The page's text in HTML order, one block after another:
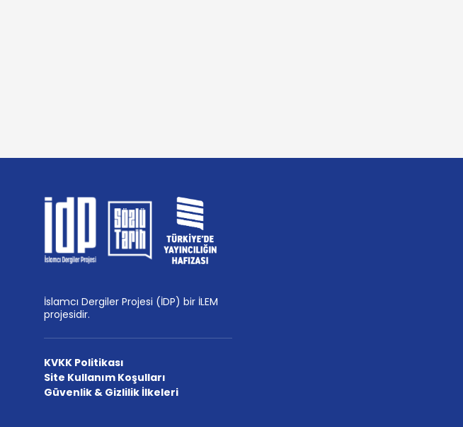
İslamcı Dergiler Projesi (İDP) bir İLEM
projesidir.
KVKK Politikası
Site Kullanım Koşulları
Güvenlik & Gizlilik İlkeleri